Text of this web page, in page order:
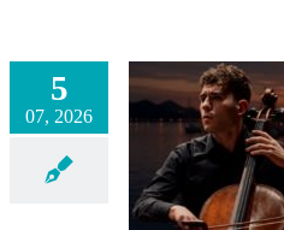
5
07, 2026